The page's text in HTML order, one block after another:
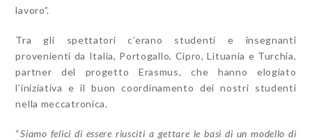
lavoro”.
Tra gli spettatori c’erano studenti e insegnanti
provenienti da Italia, Portogallo, Cipro, Lituania e Turchia,
partner del progetto Erasmus, che hanno elogiato
l’iniziativa e il buon coordinamento dei nostri studenti
nella meccatronica.
“Siamo felici di essere riusciti a gettare le basi di un modello di